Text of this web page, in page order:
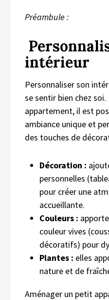
Préambule :
intérieur
Personnaliser son
se sentir bien chez
appartement, il est
ambiance unique et
des touches de
Décoration :
personnelles
pour créer une
accueillante.
Couleurs :
couleur vives
décoratifs) pour
Plantes : elles
nature et de
Aménager un petit